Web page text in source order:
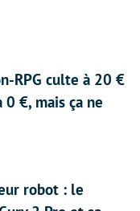
RPG culte à 20 €
€, mais ça ne
robot : le